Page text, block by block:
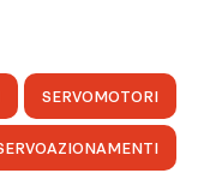
SERVOMOTORI